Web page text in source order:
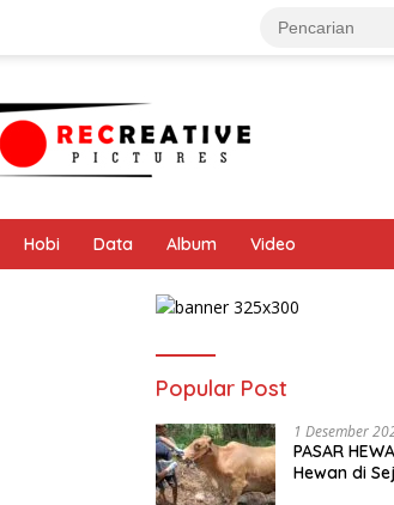
Hobi Data Album Video
Popular Post
1 Desember
PASAR
Hewan di